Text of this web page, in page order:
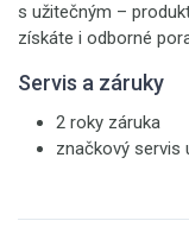
s užitečným –
získáte i odborné
Servis a záruky
2 roky záruka
značkový servis